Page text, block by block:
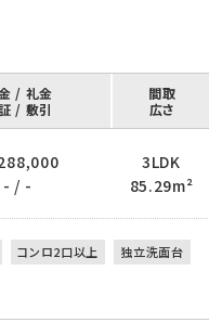
/ 礼金
/ 敷引
間取
広さ
- / -
3LDK
85.29m²
コンロ2口以上
独立洗面台